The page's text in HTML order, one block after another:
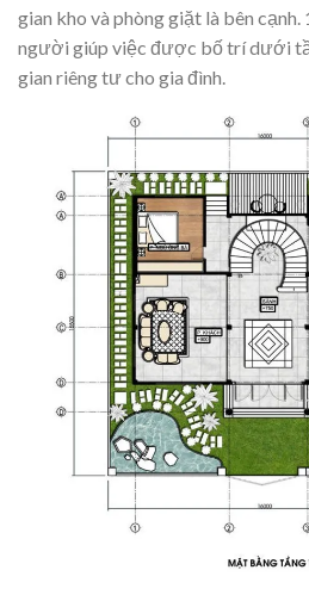
gian kho và phòng giặt là bên cạnh.
người giúp việc được bố trí dưới
gian riêng tư cho gia đình.